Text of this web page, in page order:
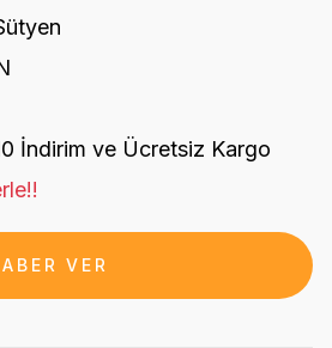
İndirim ve Ücretsiz Kargo
VER